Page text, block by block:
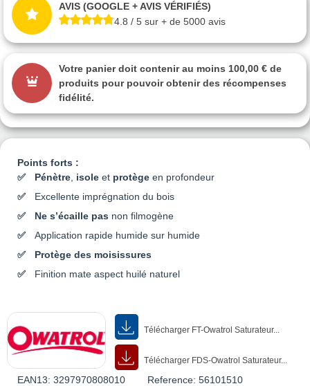
Points forts :
Pénètre isole et protège en profondeur
Excellente imprégnation du bois
Ne s’écaille pas non filmogène
Application rapide humide sur humide
Protège des moisissures
Finition mate aspect huilé naturel
Télécharger FT-Owatrol Saturateur...
Télécharger FDS-Owatrol Saturateur...
EAN13: 3297970808010 Reference: 56101510
AVIS (GOOGLE + AVIS VÉRIFIÉS)
4.8 / 5 sur + de 5000 avis
Votre panier doit contenir au moins 100,00 € de
produits pour pouvoir obtenir des récompenses
fidélité.